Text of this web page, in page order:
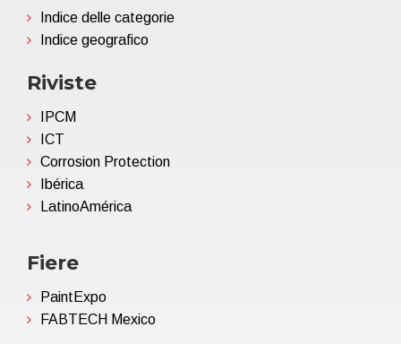
Indice delle categorie
Indice geografico
Riviste
IPCM
ICT
Corrosion Protection
Ibérica
LatinoAmérica
Fiere
PaintExpo
FABTECH Mexico